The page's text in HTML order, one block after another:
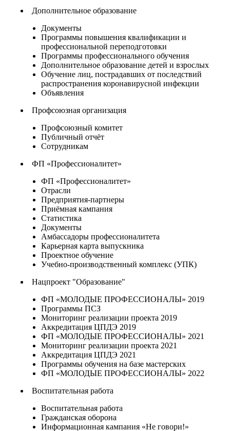
Дополнительное образование
Документы
Программы повышения квалификации и
профессиональной переподготовки
Программы профессионального обучения
Дополнительное образование детей и взрослых
Обучение лиц, пострадавших от последствий
распространения коронавирусной инфекции
Объявления
Профсоюзная организация
Профсоюзный комитет
Публичный отчёт
Сотрудникам
ФП «Профессионалитет»
ФП «Профессионалитет»
Отрасли
Предприятия-партнеры
Приёмная кампания
Статистика
Документы
Амбассадоры профессионалитета
Карьерная карта выпускника
Проектное обучение
Учебно-производственный комплекс (УПК)
Нацпроект "Образование"
ФП «МОЛОДЫЕ ПРОФЕССИОНАЛЫ» 2019
Программы ПСЗ
Мониторинг реализации проекта 2019
Аккредитация ЦПДЭ 2019
ФП «МОЛОДЫЕ ПРОФЕССИОНАЛЫ» 2021
Мониторинг реализации проекта 2021
Аккредитация ЦПДЭ 2021
Программы обучения на базе мастерских
ФП «МОЛОДЫЕ ПРОФЕССИОНАЛЫ» 2022
Воспитательная работа
Воспитательная работа
Гражданская оборона
Информационная кампания «Не говори!»